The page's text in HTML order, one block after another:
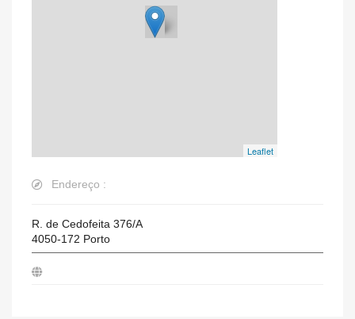
Leaflet
Endereço :
R. de Cedofeita 376/A
4050-172 Porto